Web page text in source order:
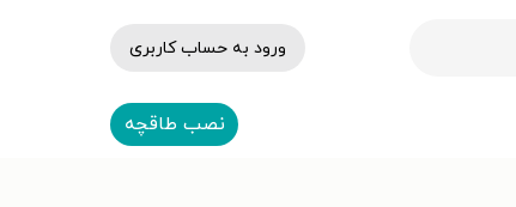
ورود به حساب کاربری
نصب طاقچه